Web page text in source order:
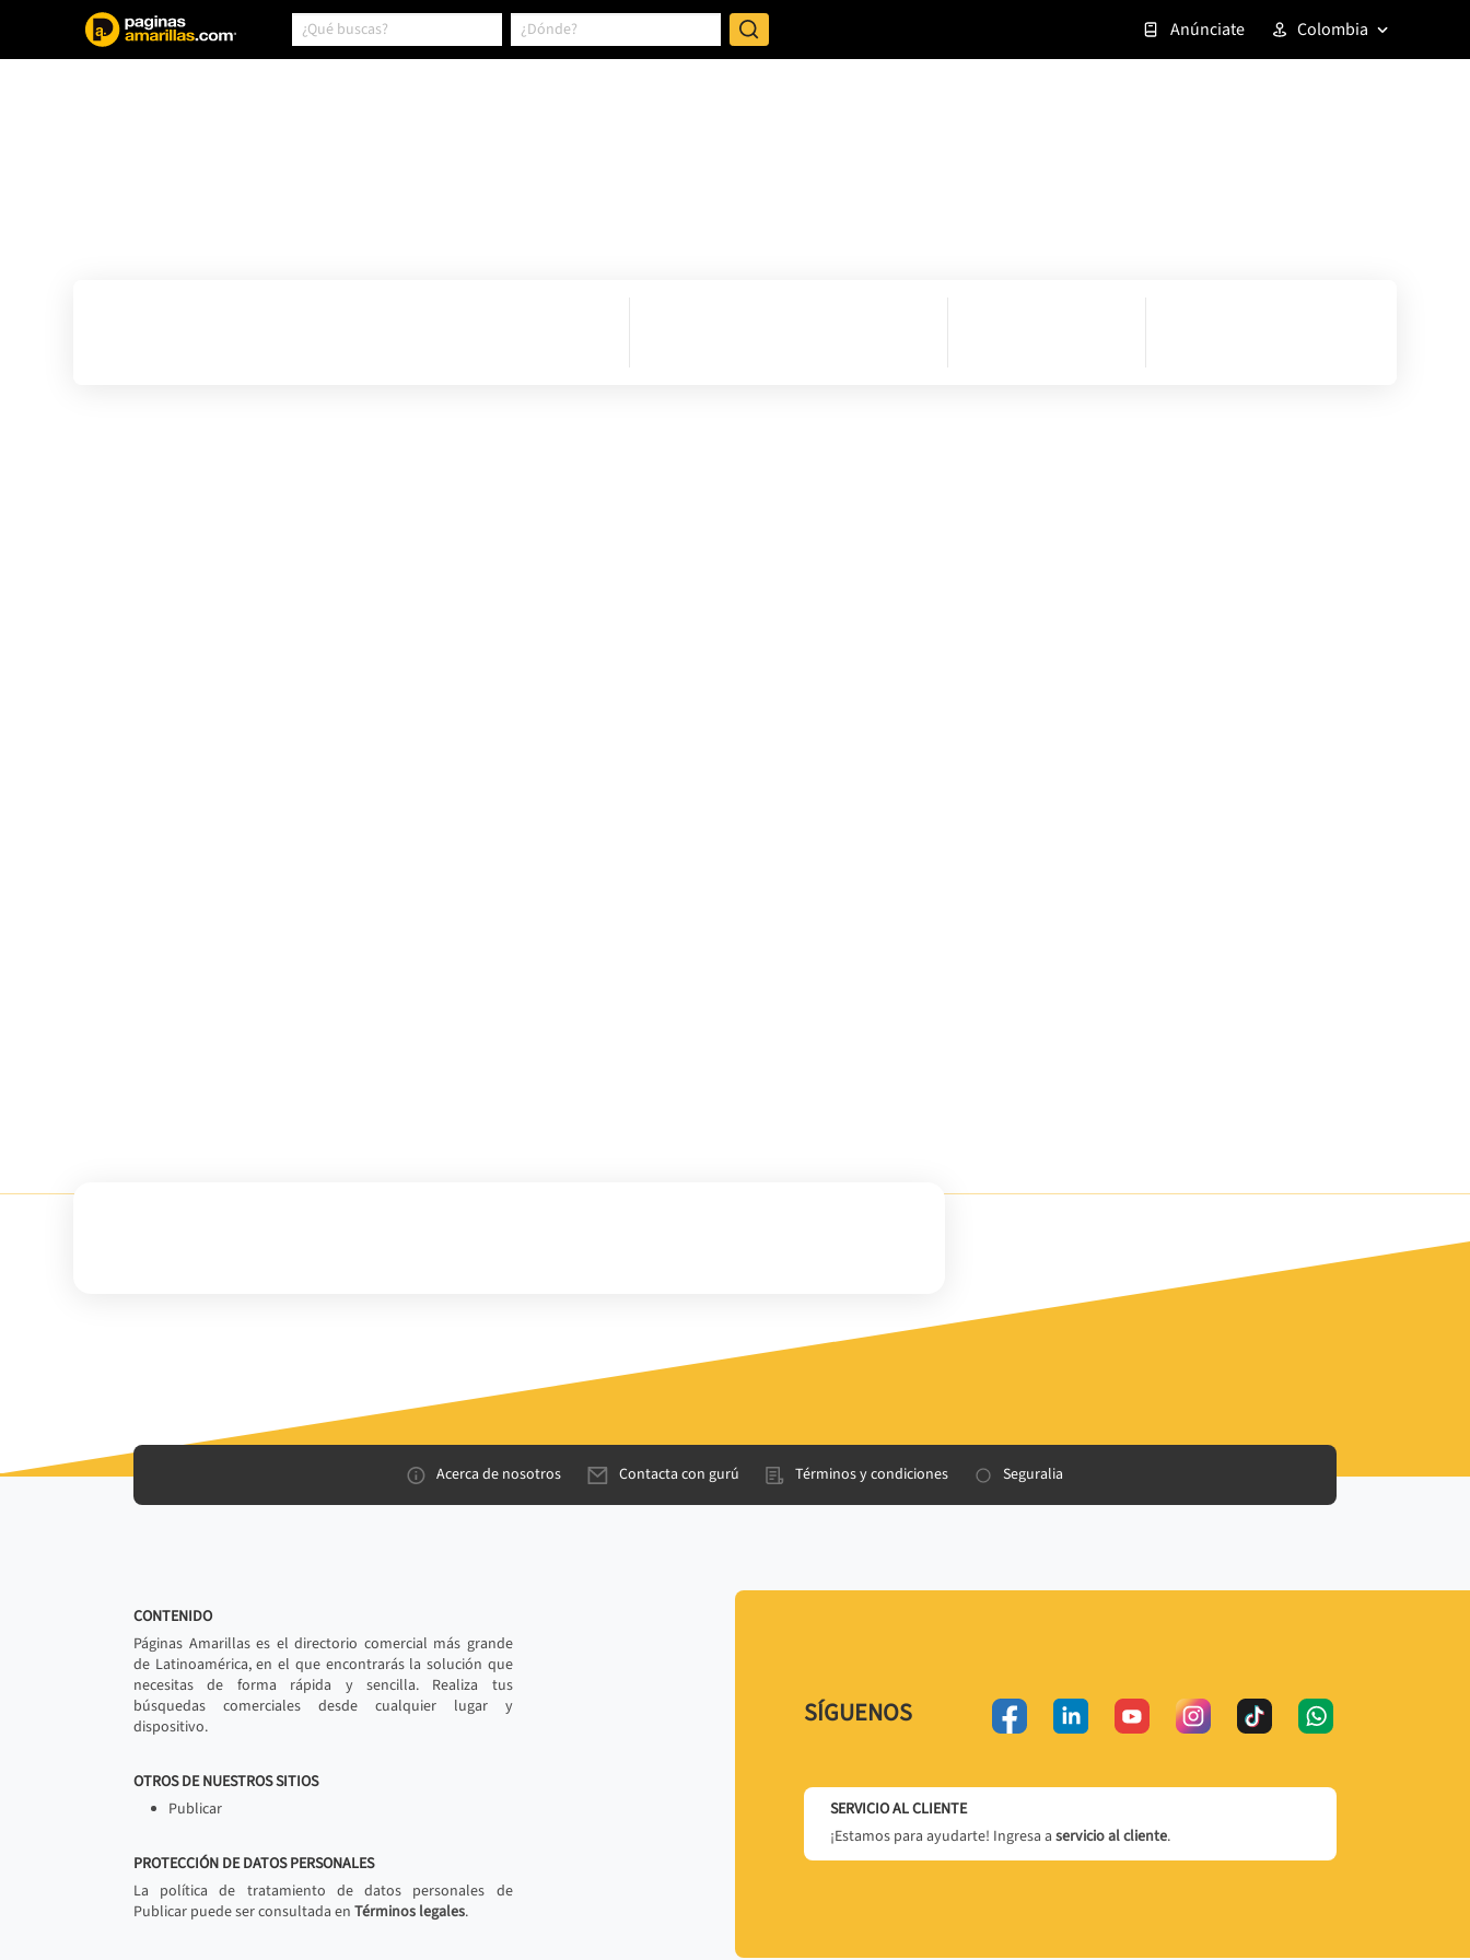
Anúnciate Colombia
Acerca de nosotros Contacta con gurú Términos y condiciones Seguralia
CONTENIDO
Páginas Amarillas es el directorio comercial más grande
de Latinoamérica, en el que encontrarás la solución que
necesitas de forma rápida y sencilla. Realiza tus
búsquedas comerciales desde cualquier lugar y
dispositivo.
OTROS DE NUESTROS SITIOS
Publicar
PROTECCIÓN DE DATOS PERSONALES
La política de tratamiento de datos personales de
Publicar puede ser consultada en Términos legales.
SÍGUENOS
SERVICIO AL CLIENTE
¡Estamos para ayudarte! Ingresa a servicio al cliente.